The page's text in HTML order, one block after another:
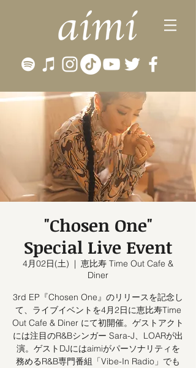
"Chosen One"
Special Live Event
4月02日(土)
  |
恵比寿 Time Out Cafe &
Diner
3rd EP『Chosen One』のリリースを記念し
て、ライブイベントを4月2日に恵比寿Time
Out Cafe & Diner にて初開催。ゲストアクト
には注目のR&Bシンガー Sara-J、LOARが出
演。ゲストDJにはaimiがパーソナリティを
務めるR&B専門番組「Vibe-In Radio」でも